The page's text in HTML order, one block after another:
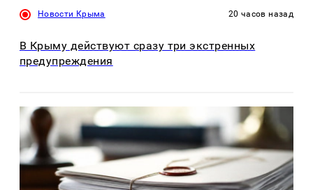
Новости Крыма 20 часов назад
В Крыму действуют сразу три экстренных
предупреждения